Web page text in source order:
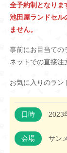
全予約制となりま
池田屋ランドセル
ません。
事前にお目当ての
ネットでの直接注
お気に入りのラン
日時 2023
会場 サン